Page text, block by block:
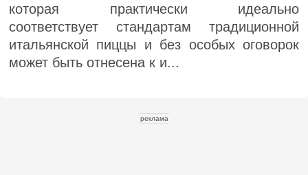
которая практически идеально
соответствует стандартам традиционной
итальянской пиццы и без особых оговорок
может быть отнесена к и...
реклама